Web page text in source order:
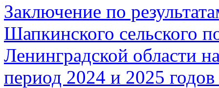
Заключение по
Шапкинского сельского
Ленинградской области
период 2024 и 2025